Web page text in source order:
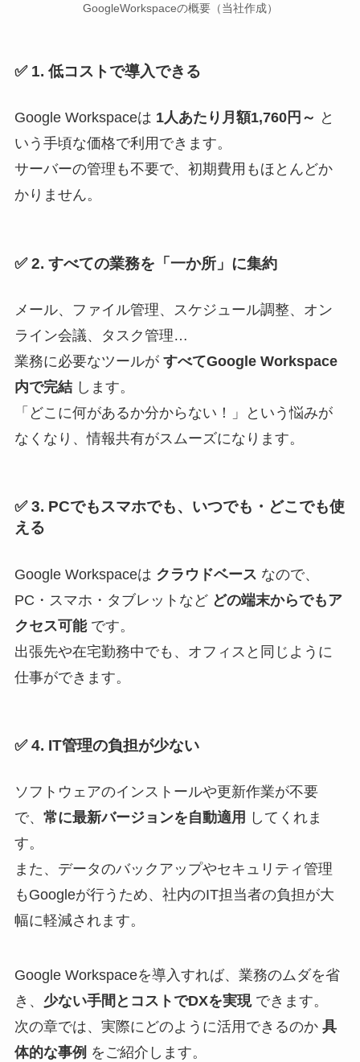
GoogleWorkspaceの概要（当社作成）
✅ 1. 低コストで導入できる
Google Workspaceは 1人あたり月額1,760円～ と
いう手頃な価格で利用できます。
サーバーの管理も不要で、初期費用もほとんどか
かりません。
✅2. すべての業務を「一か所」に集約
メール、ファイル管理、スケジュール調整、オン
ライン会議、タスク管理…
業務に必要なツールが すべてGoogle Workspace
内で完結します。
「どこに何があるか分からない！」という悩みが
なくなり、情報共有がスムーズになります。
✅3. PCでもスマホでも、いつでも・どこでも使
える
Google Workspaceは クラウドベース なので、
PC・スマホ・タブレットなど どの端末からでもア
クセス可能です。
出張先や在宅勤務中でも、オフィスと同じように
仕事ができます。
✅4. IT管理の負担が少ない
ソフトウェアのインストールや更新作業が不要
で、 常に最新バージョンを自動適用 してくれま
す。
また、データのバックアップやセキュリティ管理
もGoogleが行うため、社内のIT担当者の負担が大
幅に軽減されます。
Google Workspaceを導入すれば、業務のムダを省
き、 少ない手間とコストでDXを実現できます。
次の章では、実際にどのように活用できるのか 具
体的な事例 をご紹介します。